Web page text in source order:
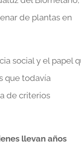
de plantas en
social y el papel
que todavía
de criterios
llevan años